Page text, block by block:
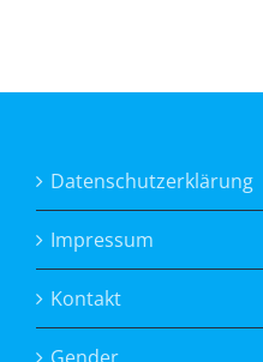
Datenschutzerklärung
Impressum
Kontakt